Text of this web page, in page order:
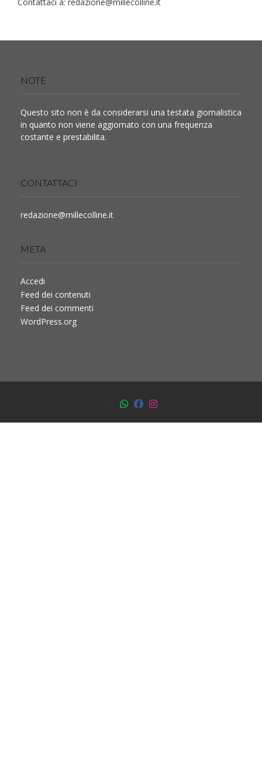
NOTE
Questo sito non è da considerarsi una testata giornalistica
in quanto non viene aggiornato con una frequenza
costante e prestabilita.
CONTATTACI
redazione@millecolline.it
META
Accedi
Feed dei contenuti
Feed dei commenti
WordPress.org